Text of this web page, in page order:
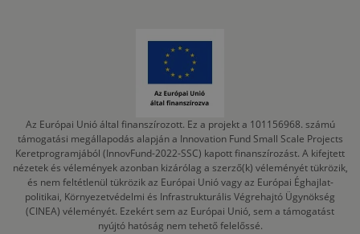
Az Európai Unió által finanszírozott. Ez a projekt a 101156968. számú
támogatási megállapodás alapján a Innovation Fund Small Scale Projects
Keretprogramjából (InnovFund-2022-SSC) kapott finanszírozást. A kifejtett
nézetek és vélemények azonban kizárólag a szerző(k) véleményét tükrözik,
és nem feltétlenül tükrözik az Európai Unió vagy az Európai Éghajlat-
politikai, Környezetvédelmi és Infrastrukturális Végrehajtó Ügynökség
(CINEA) véleményét. Ezekért sem az Európai Unió, sem a támogatást
nyújtó hatóság nem tehető felelőssé.